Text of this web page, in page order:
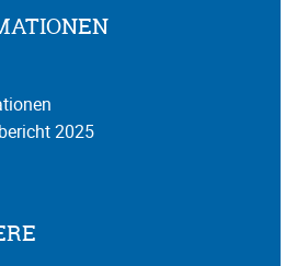
2025